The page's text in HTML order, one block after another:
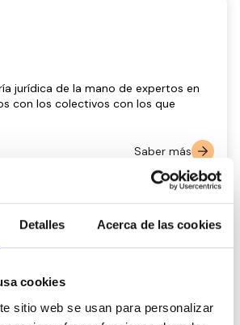
Detalles Acerca de las cookies
cookies
sitio web se usan para personalizar
jurídica de la mano de expertos en
con los colectivos con los que
Saber más
las personas con discapacidad
ordinaria.